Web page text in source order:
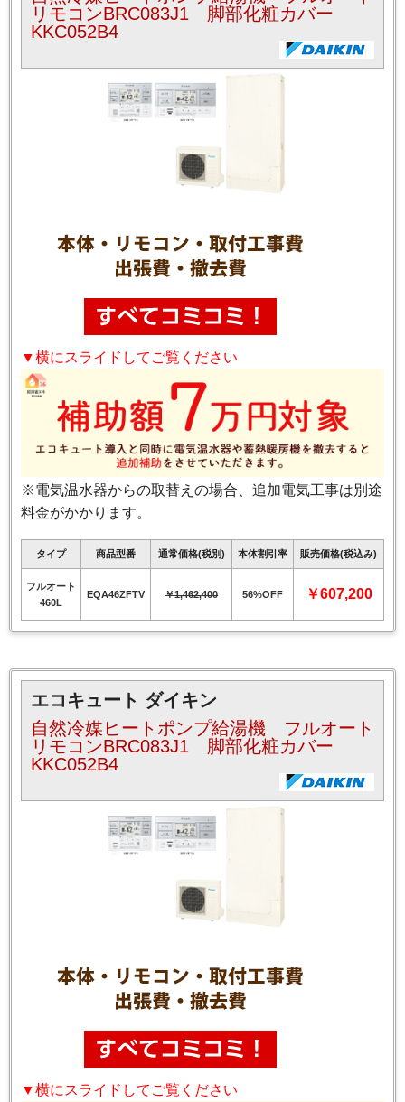
リモコンBRC083J1 脚部化粧カバー
KKC052B4
▼横にスライドしてご覧ください
※電気温水器からの取替えの場合、追加電気工事は別途
料金がかかります。
タイプ 商品型番 通常価格(税別) 本体割引率 販売価格(税込み)
フルオート
460L
EQA46ZFTV ￥1,462,400 56%OFF ￥607,200
エコキュート ダイキン
自然冷媒ヒートポンプ給湯機 フルオート
リモコンBRC083J1 脚部化粧カバー
KKC052B4
▼横にスライドしてご覧ください